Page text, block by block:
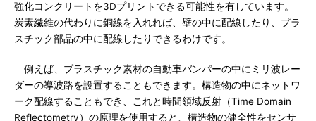
強化コンクリートを3Dプリントできる可能性を有しています。
炭素繊維の代わりに銅線を入れれば、壁の中に配線したり、プラ
スチック部品の中に配線したりできるわけです。
例えば、プラスチック素材の自動車バンパーの中にミリ波レー
ダーの導波路を設置することもできます。構造物の中にネットワ
ーク配線することもでき、これと時間領域反射（Time Domain
Reflectometry）の原理を使用すると、構造物の健全性をセンサ